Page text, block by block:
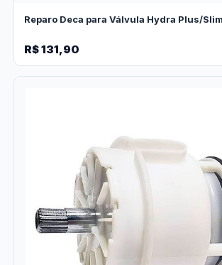
Reparo Deca para Válvula Hydra Plus/
R$ 131,90